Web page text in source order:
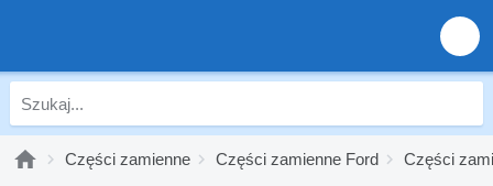
Części zamienne Części zamienne Ford Części